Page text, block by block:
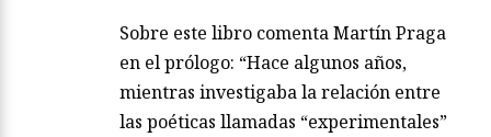
Sobre este libro comenta Martín Praga
en el prólogo: “Hace algunos años,
mientras investigaba la relación entre
las poéticas llamadas “experimentales”